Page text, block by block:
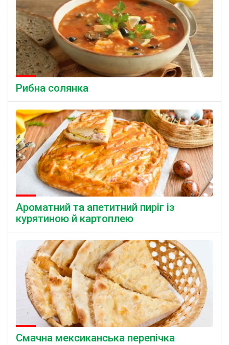
Рибна солянка
Ароматний та апетитний пиріг із
курятиною й картоплею
Смачна мексиканська перепічка